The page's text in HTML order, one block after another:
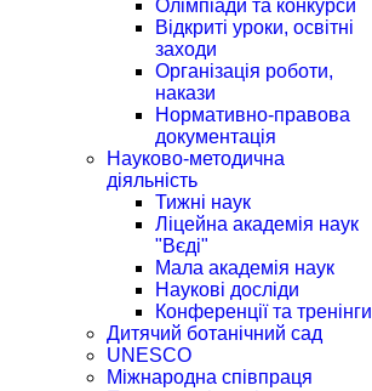
Олімпіади та конкурси
Відкриті уроки, освітні
заходи
Організація роботи,
накази
Нормативно-правова
документація
Науково-методична
діяльність
Тижні наук
Ліцейна академія наук
"Вєді"
Мала академія наук
Наукові досліди
Конференції та тренінги
Дитячий ботанічний сад
UNESCO
Міжнародна співпраця